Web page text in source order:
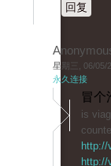
回复
星期三, 06/05/
永久连接
冒个
is
http://
http://